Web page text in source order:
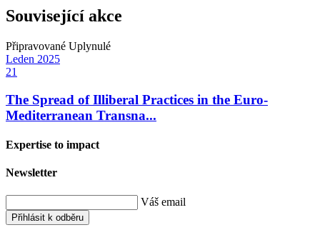
Související akce
Připravované Uplynulé
Leden 2025
21
The Spread of Illiberal Practices in the Euro-
Mediterranean Transna...
Expertise to impact
Newsletter
Váš email
Přihlásit k odběru